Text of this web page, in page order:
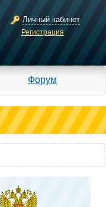
Личный кабинет
Регистрация
Форум